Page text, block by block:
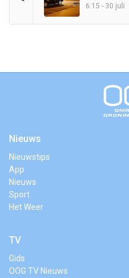
6:15 - 30 juli
Nieuws
Nieuwstips
App
Nieuws
Sport
Het Weer
TV
Gids
OOG TV Nieuws